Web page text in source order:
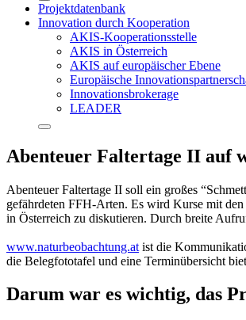
Projektdatenbank
Innovation durch Kooperation
AKIS-Kooperationsstelle
AKIS in Österreich
AKIS auf europäischer Ebene
Europäische
Innovationsbrokerage
LEADER
Abenteuer Faltertage II auf
Abenteuer Faltertage II soll ein großes
gefährdeten FFH-Arten. Es wird Kurse mit
in Österreich zu diskutieren. Durch breite
www.naturbeobachtung.at ist die
die Belegfototafel und eine Terminübersicht
Darum war es wichtig, das